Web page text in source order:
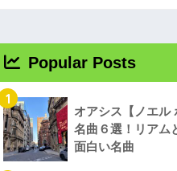
Popular Posts
1
オアシス【ノエル
名曲６選！リアム
面白い名曲